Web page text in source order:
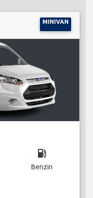
MINIVAN
local_gas_station
Benzin